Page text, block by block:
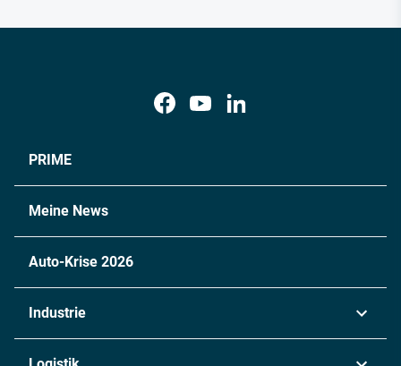
PRIME
Meine News
Auto-Krise 2026
Industrie